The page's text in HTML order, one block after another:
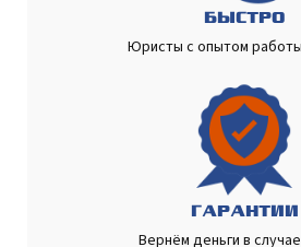
БЫСТРО
Юристы с опытом
ГАРАНТИИ
Вернём деньги в